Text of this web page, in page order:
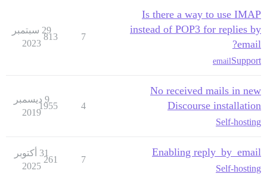
Is there a way to use IMAP
instead of POP3 for replies by
email?
Support
email
7
813
29 سبتمبر
2023
No received mails in new
Discourse installation
Self-hosting
4
1955
9 ديسمبر
2019
Enabling reply_by_email
Self-hosting
7
261
31 أكتوبر
2025